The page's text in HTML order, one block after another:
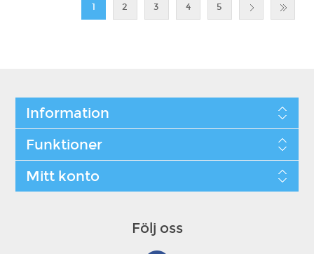
1 2 3 4 5
Information
Funktioner
Mitt konto
Följ oss